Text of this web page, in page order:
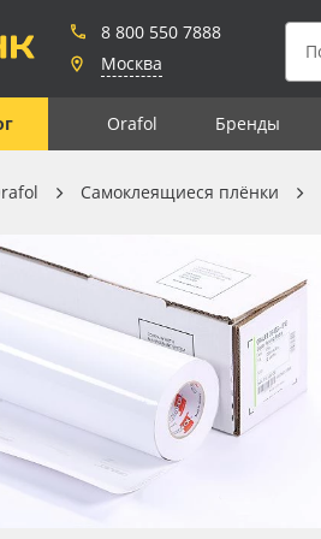
8 800 550 7888
Москва
Orafol Бренды
материалы
плёнки
материалы
и крепёж
конструкции и
Самоклеящиеся плёнки